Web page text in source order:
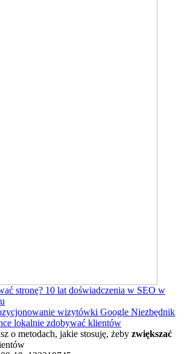
stronę? 10 lat doświadczenia w SEO w
wizytówki Google Niezbędnik
lokalnie zdobywać klientów
o metodach, jakie stosuję, żeby zwiększać